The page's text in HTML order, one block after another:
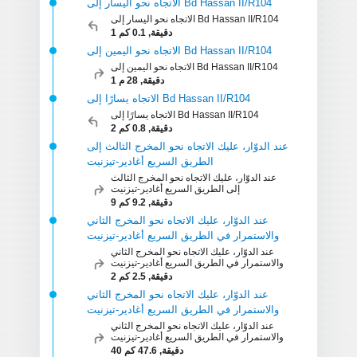
الاتجاه نحو اليسار إلى ‪Bd Hassan II‬‏/‪R104‬‏
الاتجاه نحو اليسار إلى ‪Bd Hassan II‬‏/‪R104‬‏
1 دقيقة, 0.1 كم
الاتجاه نحو اليمين إلى ‪Bd Hassan II‬‏/‪R104‬‏
الاتجاه نحو اليمين إلى ‪Bd Hassan II‬‏/‪R104‬‏
1 دقيقة, 28 م
الاتجاه يسارًا إلى ‪Bd Hassan II‬‏/‪R104‬‏
الاتجاه يسارًا إلى ‪Bd Hassan II‬‏/‪R104‬‏
2 دقيقة, 0.8 كم
عند الدوّار، عليك الاتجاه نحو المخرج الثالث إلى
الطريق السريع أغادير-تيزنيت
عند الدوّار، عليك الاتجاه نحو المخرج الثالث
إلى الطريق السريع أغادير-تيزنيت
9 دقيقة, 9.2 كم
عند الدوّار، عليك الاتجاه نحو المخرج الثاني
والاستمرار في الطريق السريع أغادير-تيزنيت
عند الدوّار، عليك الاتجاه نحو المخرج الثاني
والاستمرار في الطريق السريع أغادير-تيزنيت
2 دقيقة, 2.5 كم
عند الدوّار، عليك الاتجاه نحو المخرج الثاني
والاستمرار في الطريق السريع أغادير-تيزنيت
عند الدوّار، عليك الاتجاه نحو المخرج الثاني
والاستمرار في الطريق السريع أغادير-تيزنيت
40 دقيقة, 47.6 كم